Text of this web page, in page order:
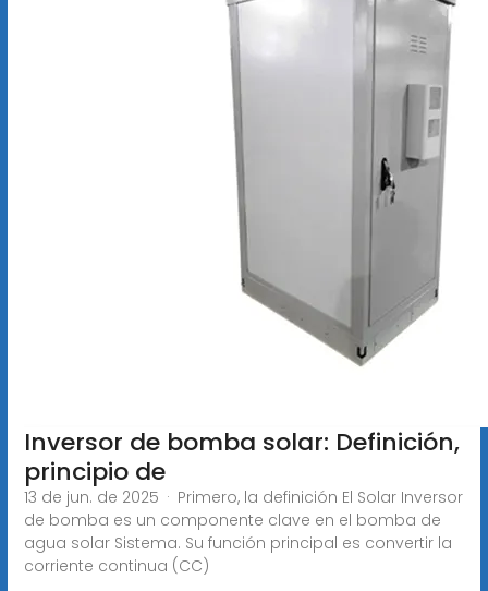
Inversor de bomba solar: Definición,
principio de
13 de jun. de 2025 · Primero, la definición El Solar Inversor
de bomba es un componente clave en el bomba de
agua solar Sistema. Su función principal es convertir la
corriente continua (CC)